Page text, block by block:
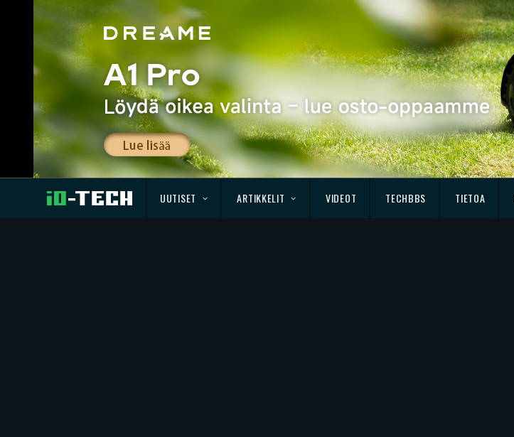
UUTISET ARTIKKELIT VIDEOT TECHBBS TIETOA